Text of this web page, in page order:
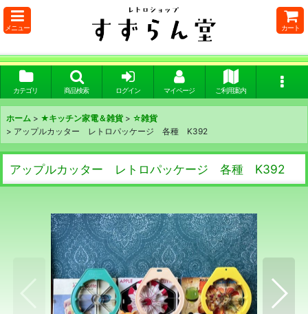
メニュー カート
カテゴリ 商品検索 ログイン マイページ ご利用案内
ホーム > ★キッチン家電＆雑貨 > ☆雑貨
> アップルカッター レトロパッケージ 各種 K392
アップルカッター レトロパッケージ 各種 K392